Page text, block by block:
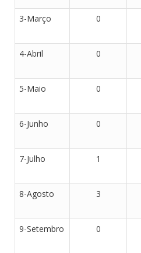
3-Março 0
4-Abril 0
5-Maio 0
6-Junho 0
7-Julho 1
8-Agosto 3
9-Setembro 0